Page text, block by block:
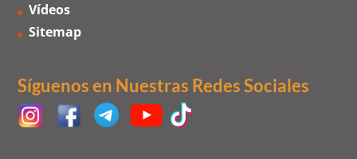
Vídeos
Sitemap
Síguenos en Nuestras Redes Sociales